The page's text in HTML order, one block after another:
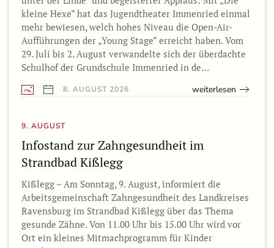
kleine Hexe“ hat das Jugendtheater Immenried einmal
mehr bewiesen, welch hohes Niveau die Open-Air-
Aufführungen der „Young Stage“ erreicht haben. Vom
29. Juli bis 2. August verwandelte sich der überdachte
Schulhof der Grundschule Immenried in de…
8. AUGUST 2026 weiterlesen
9. AUGUST
Infostand zur Zahngesundheit im
Strandbad Kißlegg
Kißlegg – Am Sonntag, 9. August, informiert die
Arbeitsgemeinschaft Zahngesundheit des Landkreises
Ravensburg im Strandbad Kißlegg über das Thema
gesunde Zähne. Von 11.00 Uhr bis 15.00 Uhr wird vor
Ort ein kleines Mitmachprogramm für Kinder